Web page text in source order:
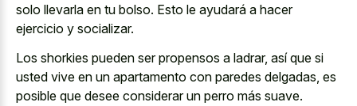
solo llevarla en tu bolso. Esto le ayudará a hacer
ejercicio y socializar.
Los shorkies pueden ser propensos a ladrar, así que si
usted vive en un apartamento con paredes delgadas, es
posible que desee considerar un perro más suave.